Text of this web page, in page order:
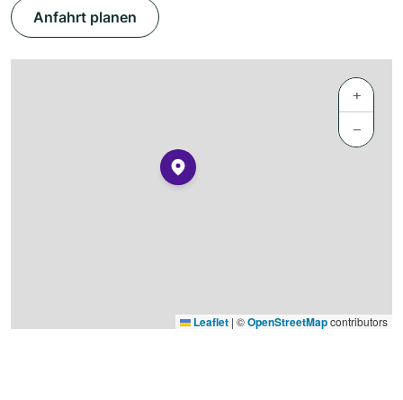
Anfahrt planen
+
−
Leaflet | ©OpenStreetMapcontributors